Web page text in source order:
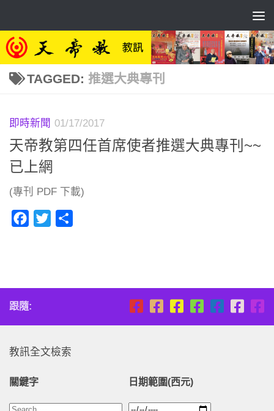
TAGGED: 推選大典專刊
即時新聞 01/17/2017
天帝教第四任首席使者推選大典專刊~~
已上網
(專刊 PDF 下載)
Facebook
Twitter
跟隨:
教訊全文檢索
關鍵字 日期範圍(西元)